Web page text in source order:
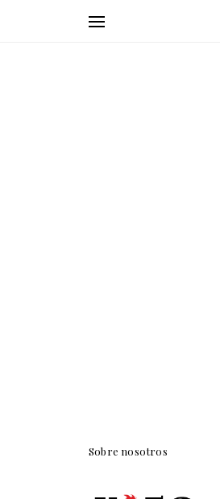
Sobre nosotros